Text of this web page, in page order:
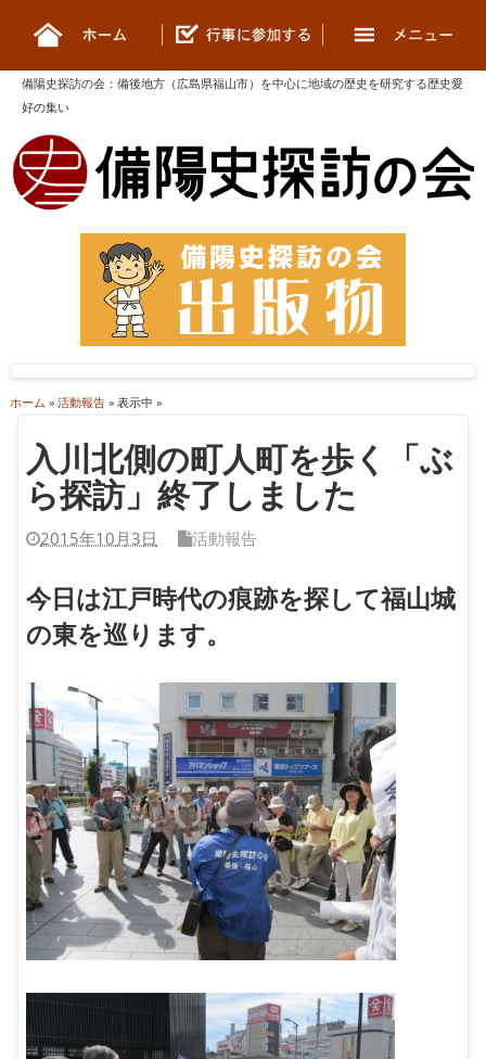
備陽史探訪の会 ： 備後地方（広島県福山市）を中心に地域の歴史を研究する歴史愛
好の集い
ホーム » 活動報告» 表示中 »
入川北側の町人町を歩く「ぶ
ら探訪」終了しました
2015年10月3日 活動報告
今日は江戸時代の痕跡を探して福山城
の東を巡ります。